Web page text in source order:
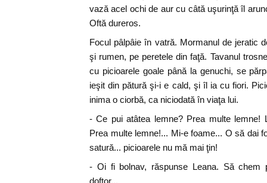
vază acel ochi de aur cu câtă uşurinţă îl
Oftă dureros.
Focul pâlpâie în vatră. Mormanul de jeratic
şi rumen, pe peretele din faţă. Tavanul
cu picioarele goale până la genuchi, se
ieşit din pătură şi-i e cald, şi îl ia cu fiori.
inima o ciorbă, ca niciodată în viaţa lui.
- Ce pui atâtea lemne? Prea multe lemne!
Prea multe lemne!... Mi-e foame... O să dai
satură... picioarele nu mă mai ţin!
- Oi fi bolnav, răspunse Leana. Să chem
doftor...